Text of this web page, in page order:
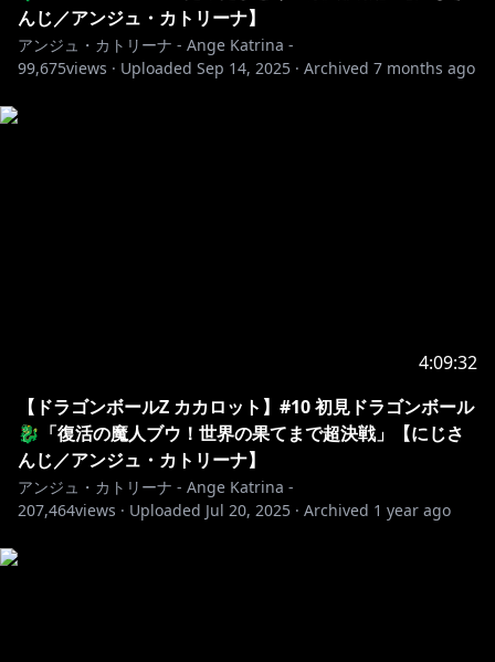
にじさんじオフィシャルストア：
https://shop.nijisanji.jp/
にじさんじ公式HP：
https://www.nijisanji.jp/
んじ／アンジュ・カトリーナ】
アンジュ・カトリーナ - Ange Katrina -
99,675views · Uploaded Sep 14, 2025 · Archived 7 months ago
4:09:32
【ドラゴンボールZ カカロット】#10 初見ドラゴンボール
🐉「復活の魔人ブウ！世界の果てまで超決戦」【にじさ
んじ／アンジュ・カトリーナ】
アンジュ・カトリーナ - Ange Katrina -
207,464views · Uploaded Jul 20, 2025 · Archived 1 year ago